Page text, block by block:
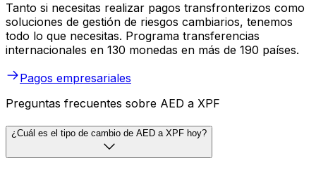
Tanto si necesitas realizar pagos transfronterizos como
soluciones de gestión de riesgos cambiarios, tenemos
todo lo que necesitas. Programa transferencias
internacionales en 130 monedas en más de 190 países.
Pagos empresariales
Preguntas frecuentes sobre AED a XPF
¿Cuál es el tipo de cambio de AED a XPF hoy?